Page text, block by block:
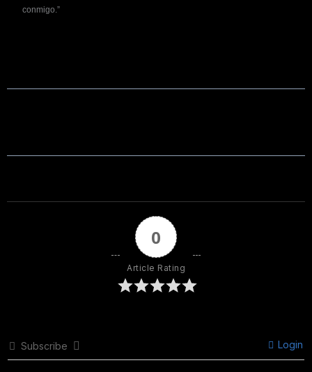
conmigo.”
0
Article Rating
Subscribe Login